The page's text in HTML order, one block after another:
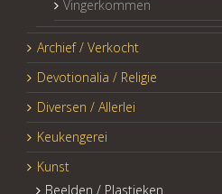
Vingerkommen
Archief / Verkocht
Devotionalia / Religie
Diversen / Allerlei
Keukengerei
Kunst
Beelden / Plastieken